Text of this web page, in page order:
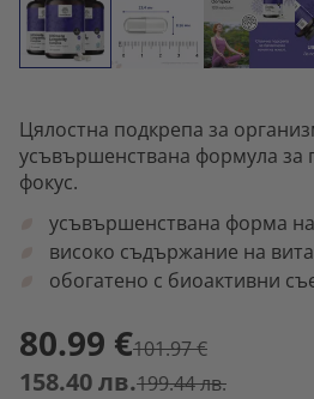
Цялостна подкрепа за
усъвършенствана формула за
фокус.
усъвършенствана форма
високо съдържание на
обогатено с биоактивни
80.99 €101.97 €
158.40 лв.199.44 лв.